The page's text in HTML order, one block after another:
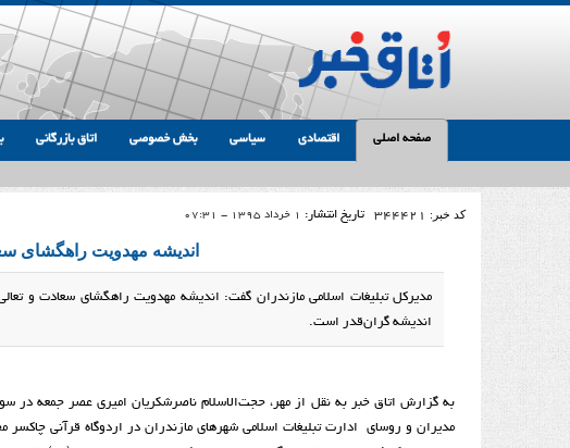
صفحه اصلی اقتصادی سیاسی بخش خصوصی اتاق بازرگانی
کد خبر: 344421 تاریخ انتشار: 1 خرداد 1395 - 07:31
اندیشه مهدویت راهگشای
مدیرکل تبلیغات اسلامی مازندران گفت: اندیشه مهدویت راهگشای سعادت و
اندیشه گران‌قدر است.
به گزارش اتاق خبر به نقل از مهر، حجت‌الاسلام ناصرشکریان امیری عصر جمعه در
مدیران و روسای ادارت تبلیغات اسلامی شهرهای مازندران در اردوگاه قرآنی چاکسر